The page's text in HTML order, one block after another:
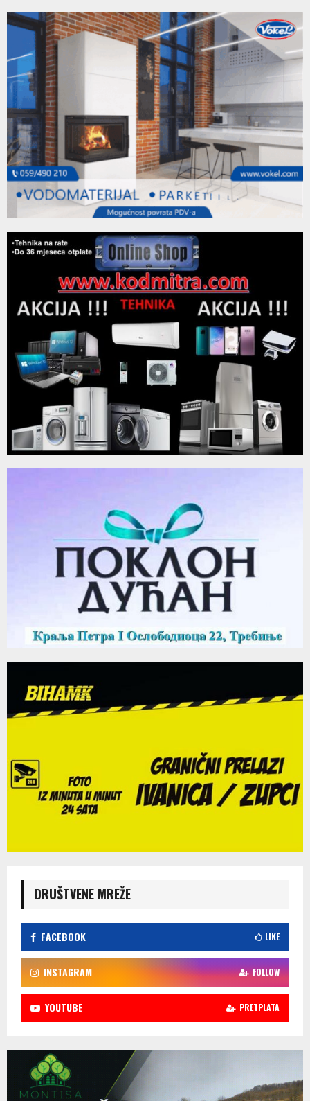
DRUŠTVENE MREŽE
FACEBOOK LIKE
INSTAGRAM FOLLOW
YOUTUBE PRETPLATA